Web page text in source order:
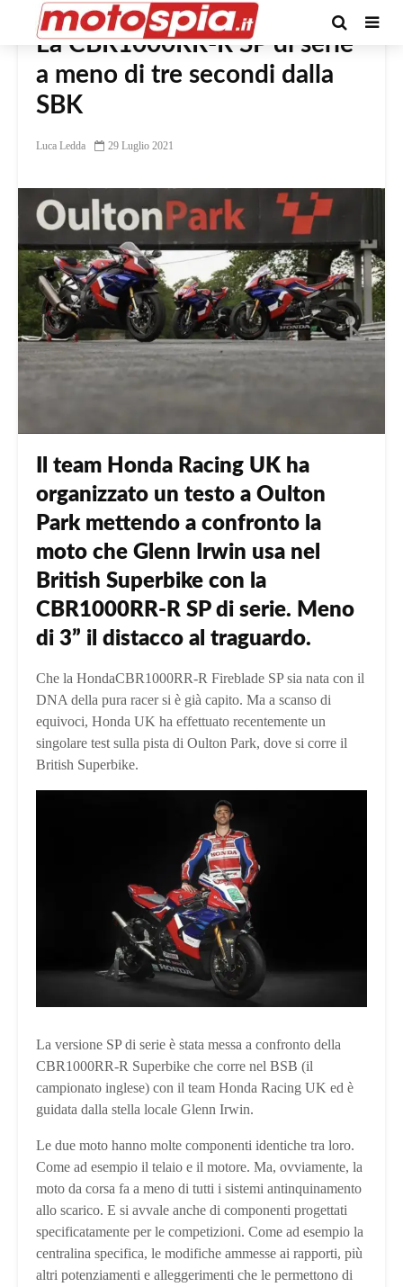
La CBR1000RR-R SP di serie
a meno di tre secondi dalla
SBK
Luca Ledda 29 Luglio 2021
Il team Honda Racing UK ha
organizzato un testo a Oulton
Park mettendo a confronto la
moto che Glenn Irwin usa nel
British Superbike con la
CBR1000RR-R SP di serie. Meno
di 3” il distacco al traguardo.
Che la HondaCBR1000RR-R Fireblade SP sia nata con il
DNA della pura racer si è già capito. Ma a scanso di
equivoci, Honda UK ha effettuato recentemente un
singolare test sulla pista di Oulton Park, dove si corre il
British Superbike.
La versione SP di serie è stata messa a confronto della
CBR1000RR-R Superbike che corre nel BSB (il
campionato inglese) con il team Honda Racing UK ed è
guidata dalla stella locale Glenn Irwin.
Le due moto hanno molte componenti identiche tra loro.
Come ad esempio il telaio e il motore. Ma, ovviamente, la
moto da corsa fa a meno di tutti i sistemi antinquinamento
allo scarico. E si avvale anche di componenti progettati
specificatamente per le competizioni. Come ad esempio la
centralina specifica, le modifiche ammesse ai rapporti, più
altri potenziamenti e alleggerimenti che le permettono di